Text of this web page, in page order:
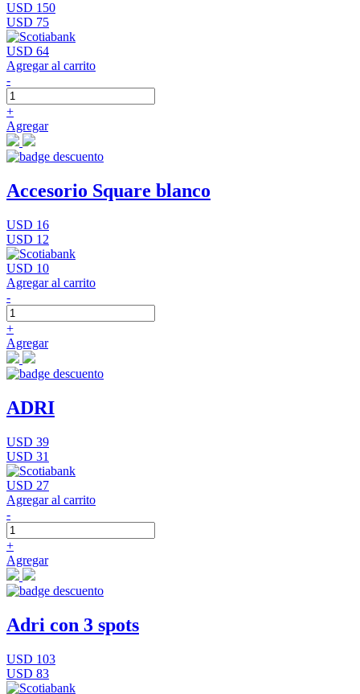
USD 150
USD 75
USD 64
Agregar al carrito
-
+
Agregar
Accesorio Square blanco
USD 16
USD 12
USD 10
Agregar al carrito
-
+
Agregar
ADRI
USD 39
USD 31
USD 27
Agregar al carrito
-
+
Agregar
Adri con 3 spots
USD 103
USD 83